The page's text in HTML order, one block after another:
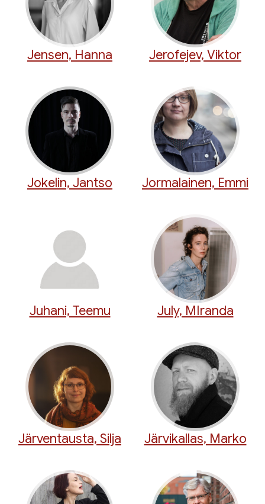
Jensen, Hanna Jerofejev, Viktor
Jokelin, Jantso Jormalainen, Emmi
Juhani, Teemu July, MIranda
Järventausta, Silja Järvikallas, Marko